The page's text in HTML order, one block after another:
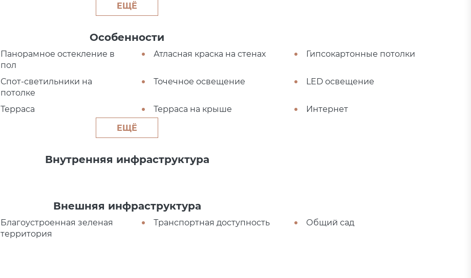
ЕЩЁ
Особенности
Панорамное остекление в
пол
Атласная краска на стенах Гипсокартонные потолки
Спот-светильники на
потолке
Точечное освещение LED освещение
Терраса Терраса на крыше
Интернет
ЕЩЁ
Внутренняя инфраструктура
Внешняя инфраструктура
Благоустроенная зеленая
территория
Транспортная доступность Общий сад